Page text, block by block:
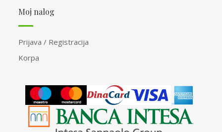
Moj nalog
Prijava / Registracija
Korpa